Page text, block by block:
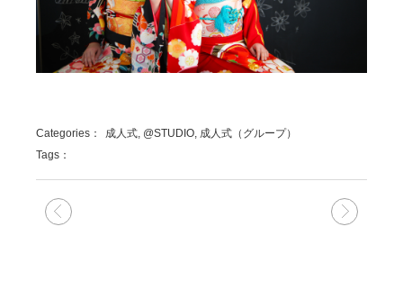
Categories：
成人式, @STUDIO, 成人式（グループ）
Tags：